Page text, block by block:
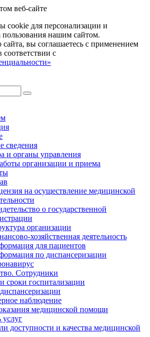
веб-сайте
для персонализации и
нашим сайтом.
вы соглашаетесь с применением
с
сведения
и органы управления
организации и приема
на осуществление медицинской
о государственной
организации
хозяйственная деятельность
для пациентов
по диспансеризации
Сотрудники
сроки госпитализации
наблюдение
медицинской помощи
услуг
доступности и качества медицинской